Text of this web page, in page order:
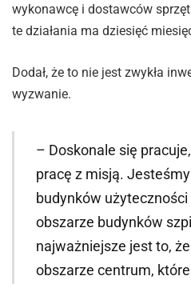
wykonawcę i dostawców
te działania ma dziesięć
Dodał, że to nie jest zwykła
wyzwanie.
– Doskonale się
pracę z misją.
budynków użyteczności
obszarze budynków
najważniejsze jest to,
obszarze centrum,